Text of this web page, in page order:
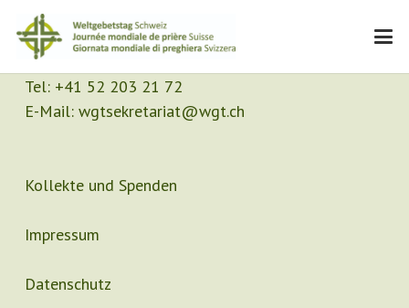
Kontakt
Sekretariat
Tel: +41 52 203 21 72
E-Mail: wgtsekretariat@wgt.ch
Kollekte und Spenden
Impressum
Datenschutz